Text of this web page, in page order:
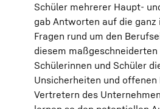
Schüler mehrerer Haupt-
gab Antworten auf die ganz
Fragen rund um den
diesem
Schülerinnen und Schüler
Unsicherheiten und
Vertretern des